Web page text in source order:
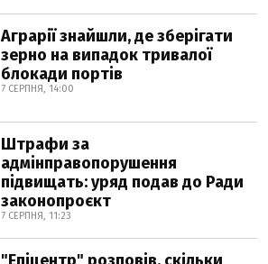
Аграрії знайшли, де зберігати
зерно на випадок тривалої
блокади портів
7 СЕРПНЯ, 14:00
Штрафи за
адмінправопорушення
підвищать: уряд подав до Ради
законопроєкт
7 СЕРПНЯ, 11:23